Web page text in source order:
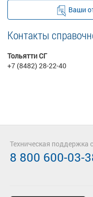
Ваши
Контакты
Тольятти СГ
+7 (8482) 28-22-40
Техническая поддержка
8 800 600-03-